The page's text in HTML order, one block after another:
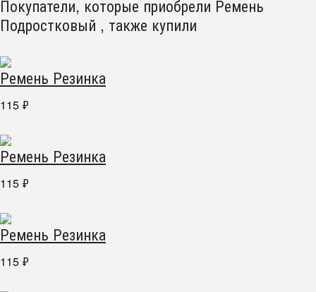
Покупатели, которые приобрели Ремень
Подростковый , также купили
Ремень Резинка
115 ₽
Ремень Резинка
115 ₽
Ремень Резинка
115 ₽